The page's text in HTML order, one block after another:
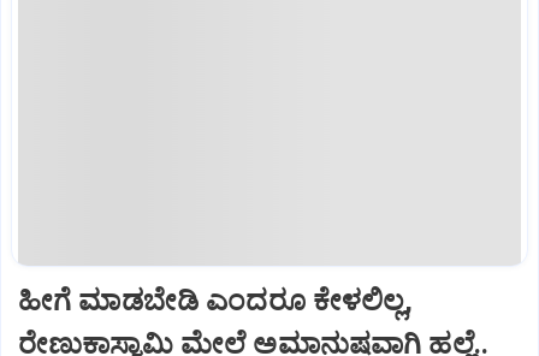
ಹೀಗೆ ಮಾಡಬೇಡಿ ಎಂದರೂ ಕೇಳಲಿಲ್ಲ,
ರೇಣುಕಾಸ್ವಾಮಿ ಮೇಲೆ ಅಮಾನುಷವಾಗಿ ಹಲ್ಲೆ..